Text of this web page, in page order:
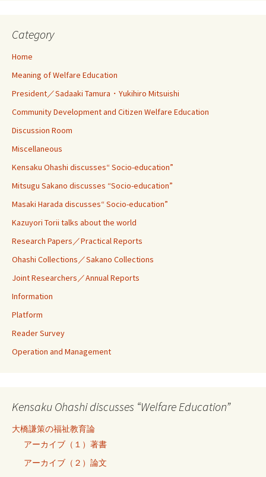
Category
Home
Meaning of Welfare Education
President／Sadaaki Tamura・Yukihiro Mitsuishi
Community Development and Citizen Welfare Education
Discussion Room
Miscellaneous
Kensaku Ohashi discusses“ Socio-education”
Mitsugu Sakano discusses “Socio-education”
Masaki Harada discusses“ Socio-education”
Kazuyori Torii talks about the world
Research Papers／Practical Reports
Ohashi Collections／Sakano Collections
Joint Researchers／Annual Reports
Information
Platform
Reader Survey
Operation and Management
Kensaku Ohashi discusses “Welfare Education”
大橋謙策の福祉教育論
アーカイブ（１）著書
アーカイブ（２）論文